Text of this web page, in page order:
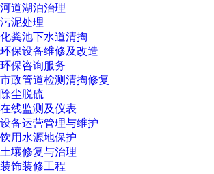
河道湖泊治理
污泥处理
化粪池下水道清掏
环保设备维修及改造
环保咨询服务
市政管道检测清掏修复
除尘脱硫
在线监测及仪表
设备运营管理与维护
饮用水源地保护
土壤修复与治理
装饰装修工程